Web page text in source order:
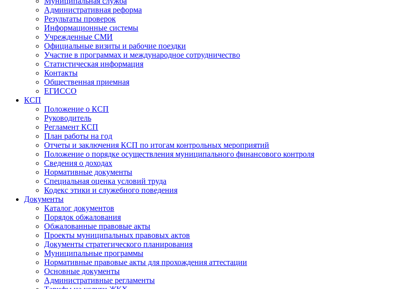
Административная реформа
Результаты проверок
Информационные системы
Учрежденные СМИ
Официальные визиты и рабочие поездки
Участие в программах и международное сотрудничество
Статистическая информация
Контакты
Общественная приемная
ЕГИССО
КСП
Положение о КСП
Руководитель
Регламент КСП
План работы на год
Отчеты и заключения КСП по итогам контрольных мероприятий
Положение о порядке осуществления муниципального финансового контроля
Сведения о доходах
Нормативные документы
Специальная оценка условий труда
Кодекс этики и служебного поведения
Документы
Каталог документов
Порядок обжалования
Обжалованные правовые акты
Проекты муниципальных правовых актов
Документы стратегического планирования
Муниципальные программы
Нормативные правовые акты для прохождения аттестации
Основные документы
Административные регламенты